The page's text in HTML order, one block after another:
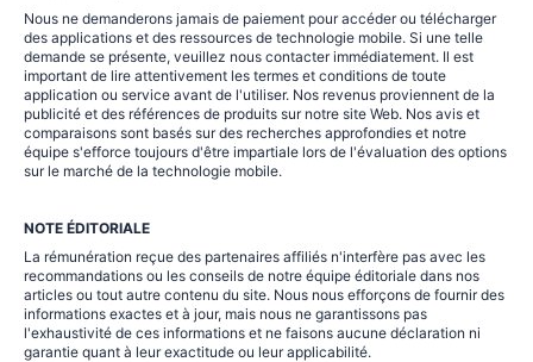
Nous ne demanderons jamais de paiement pour accéder ou télécharger
des applications et des ressources de technologie mobile. Si une telle
demande se présente, veuillez nous contacter immédiatement. Il est
important de lire attentivement les termes et conditions de toute
application ou service avant de l'utiliser. Nos revenus proviennent de la
publicité et des références de produits sur notre site Web. Nos avis et
comparaisons sont basés sur des recherches approfondies et notre
équipe s'efforce toujours d'être impartiale lors de l'évaluation des options
sur le marché de la technologie mobile.
NOTE ÉDITORIALE
La rémunération reçue des partenaires affiliés n'interfère pas avec les
recommandations ou les conseils de notre équipe éditoriale dans nos
articles ou tout autre contenu du site. Nous nous efforçons de fournir des
informations exactes et à jour, mais nous ne garantissons pas
l'exhaustivité de ces informations et ne faisons aucune déclaration ni
garantie quant à leur exactitude ou leur applicabilité.